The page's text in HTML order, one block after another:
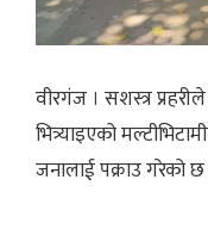
वीरगंज । सशस्त्र
भित्र्याइएको
जनालाई पक्राउ गरेको छ